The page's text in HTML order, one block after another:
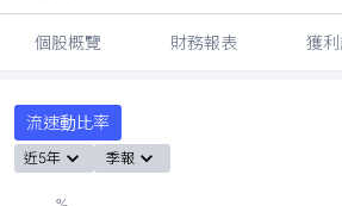
個股概覽 財務報表 獲
流速動比率
近5年 季報